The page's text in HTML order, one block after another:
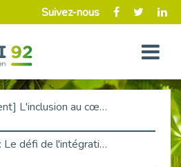
Suivez-nous
[Retour sur événement] L'inclusion au cœur de la Place de l'Emploi à La Défense !
Travailler autrement : Le défi de l'intégration des maladies chroniques en entreprise